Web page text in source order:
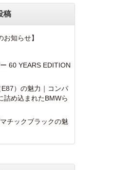
稿
お知らせ】
60 YEARS EDITION
）の魅力｜コンパ
詰め込まれたBMWら
チックブラックの魅